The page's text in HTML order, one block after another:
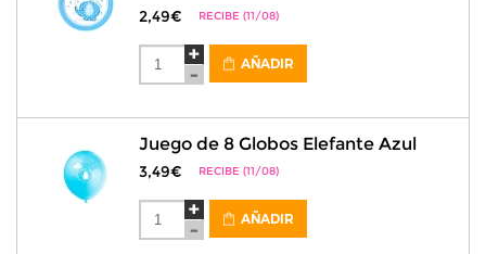
2,49€ RECIBE (11/08)
AÑADIR
Juego de 8 Globos Elefante Azul
3,49€ RECIBE (11/08)
AÑADIR